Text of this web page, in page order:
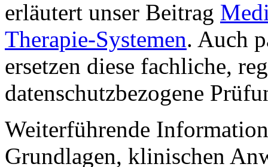
erläutert unser Beitrag
Therapie-Systemen. Auch
ersetzen diese fachliche,
datenschutzbezogene
Weiterführende
Grundlagen, klinischen